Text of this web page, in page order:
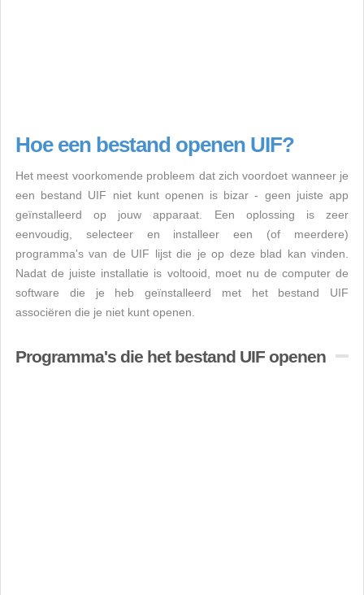
Hoe een bestand openen UIF?
Het meest voorkomende probleem dat zich voordoet wanneer je
een bestand UIF niet kunt openen is bizar - geen juiste app
geïnstalleerd op jouw apparaat. Een oplossing is zeer
eenvoudig, selecteer en installeer een (of meerdere)
programma's van de UIF lijst die je op deze blad kan vinden.
Nadat de juiste installatie is voltooid, moet nu de computer de
software die je heb geïnstalleerd met het bestand UIF
associëren die je niet kunt openen.
Programma's die het bestand UIF openen